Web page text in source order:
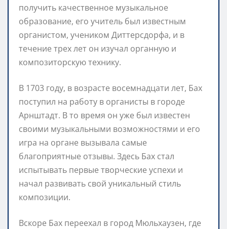
получить качественное музыкальное
образование, его учитель был известным
органистом, учеником Диттерсдорфа, и в
течение трех лет он изучал органную и
композиторскую технику.
В 1703 году, в возрасте восемнадцати лет, Бах
поступил на работу в органисты в городе
Арнштадт. В то время он уже был известен
своими музыкальными возможностями и его
игра на органе вызывала самые
благоприятные отзывы. Здесь Бах стал
испытывать первые творческие успехи и
начал развивать свой уникальный стиль
композиции.
Вскоре Бах переехал в город Мюльхаузен, где